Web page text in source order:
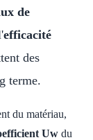
de
efficacité
des
terme.
du matériau,
Uw du